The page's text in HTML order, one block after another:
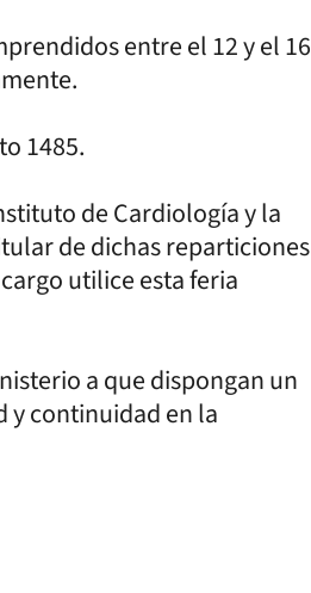
entre el 12 y el 16
1485.
de Cardiología y la
de dichas reparticiones
utilice esta feria
a que dispongan un
y continuidad en la